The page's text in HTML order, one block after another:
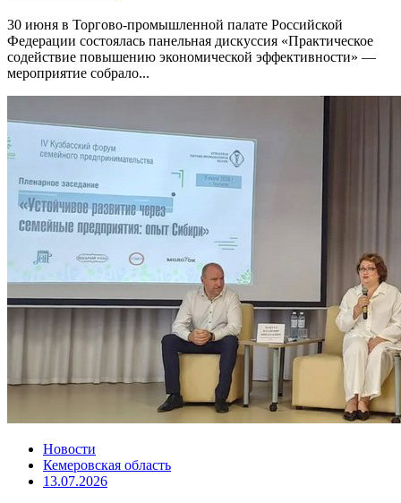
30 июня в Торгово-промышленной палате Российской
Федерации состоялась панельная дискуссия «Практическое
содействие повышению экономической эффективности» —
мероприятие собрало...
Новости
Кемеровская область
13.07.2026